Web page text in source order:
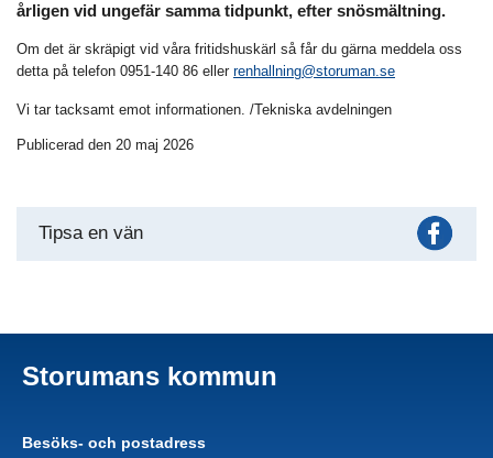
årligen vid ungefär samma tidpunkt, efter snösmältning.
Om det är skräpigt vid våra fritidshuskärl så får du gärna meddela oss
detta på telefon 0951-140 86 eller renhallning@storuman.se
Vi tar tacksamt emot informationen. /Tekniska avdelningen
Publicerad den 20 maj 2026
Tipsa en vän
Storumans kommun
Besöks- och postadress